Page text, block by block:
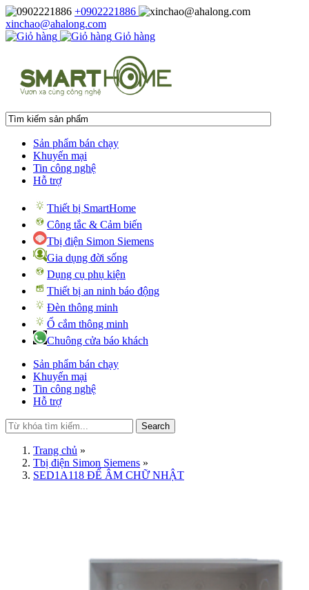
+0902221886
xinchao@ahalong.com
Giỏ hàng
Sản phẩm bán chạy
Khuyến mại
Tin công nghệ
Hỗ trợ
Thiết bị SmartHome
Công tắc & Cảm biến
Tbị điện Simon Siemens
Gia dụng đời sống
Dụng cụ phụ kiện
Thiết bị an ninh báo động
Đèn thông minh
Ổ cắm thông minh
Chuông cửa báo khách
Sản phẩm bán chạy
Khuyến mại
Tin công nghệ
Hỗ trợ
Search
Trang chủ »
Tbị điện Simon Siemens »
SED1A118 ĐẾ ÂM CHỮ NHẬT